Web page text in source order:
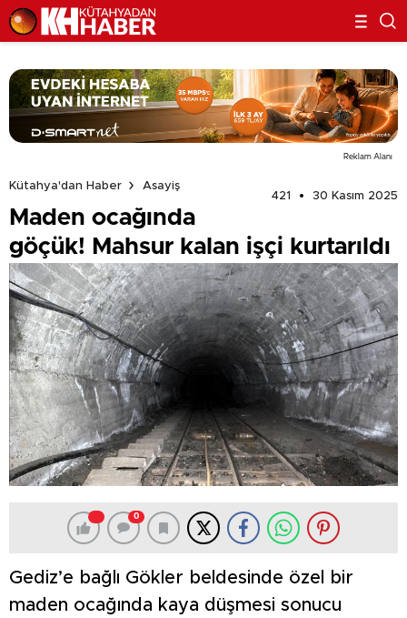
Reklam Alanı
Kütahya'dan Haber
Asayiş
421
30 Kasım 2025
Maden ocağında
göçük! Mahsur kalan işçi kurtarıldı
0
Gediz’e bağlı Gökler beldesinde özel bir
maden ocağında kaya düşmesi sonucu